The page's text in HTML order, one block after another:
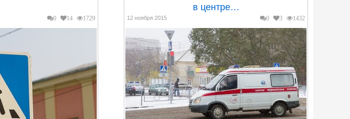
0 14 1729
в центре…
0 3 1432
12 ноября 2015